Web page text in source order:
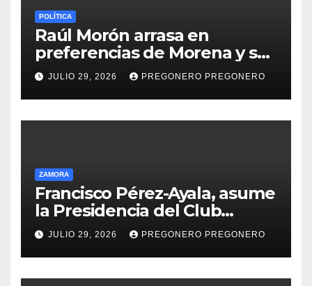
POLÍTICA
Raúl Morón arrasa en
preferencias de Morena y se
perfila hacia la gubernatura
de Michoacán en 2027
JULIO 29, 2026 PREGONERO PREGONERO
ZAMORA
Francisco Pérez-Ayala, asume
la Presidencia del Club
Rotario Zamora Industrial,
para el periodo 2026–2027
JULIO 29, 2026 PREGONERO PREGONERO